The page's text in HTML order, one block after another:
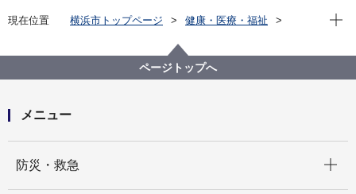
現在位置 横浜市トップページ
健康・医療・福祉
現在
ページトップへ
メニュー
防災・救急